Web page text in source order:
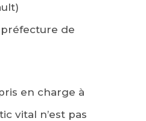
de
en charge à
vital n’est pas